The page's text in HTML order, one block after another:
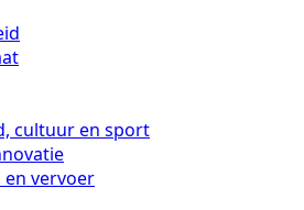
cultuur en sport
en vervoer